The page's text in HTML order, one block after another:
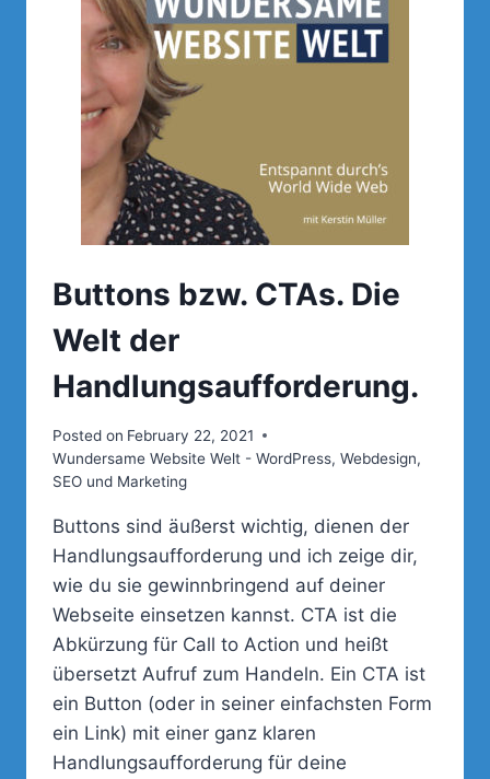
EINRICHTUNG
Buttons bzw. CTAs. Die
Welt der
Handlungsaufforderung.
Posted on February 22, 2021
Wundersame Website Welt - WordPress, Webdesign,
SEO und Marketing
Buttons sind äußerst wichtig, dienen der
Handlungsaufforderung und ich zeige dir,
wie du sie gewinnbringend auf deiner
Webseite einsetzen kannst. CTA ist die
Abkürzung für Call to Action und heißt
übersetzt Aufruf zum Handeln. Ein CTA ist
ein Button (oder in seiner einfachsten Form
ein Link) mit einer ganz klaren
Handlungsaufforderung für deine